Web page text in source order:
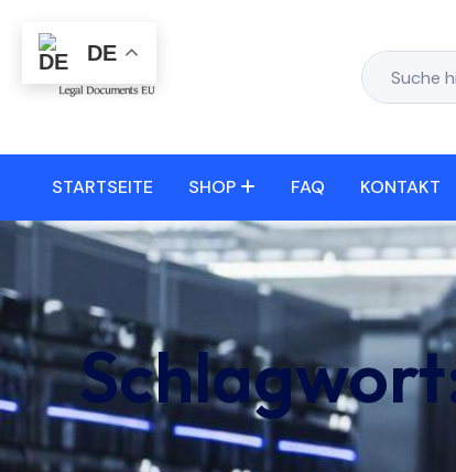
STARTSEITE SHOP FAQ KONTAKT
DE